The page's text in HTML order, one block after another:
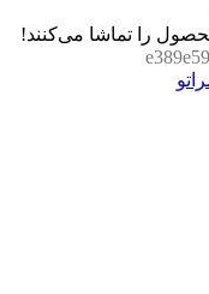
را تماشا می‌کنند!